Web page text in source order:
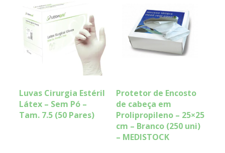
Luvas Cirurgia Estéril
Látex – Sem Pó –
Tam. 7.5 (50 Pares)
Protetor de Encosto
de cabeça em
Prolipropileno – 25×25
cm – Branco (250 uni)
– MEDISTOCK